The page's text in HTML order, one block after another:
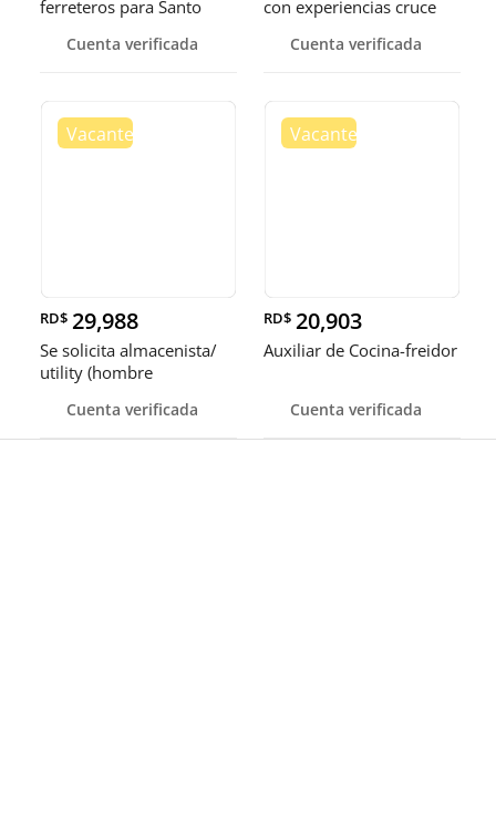
ferreteros para Santo
Cuenta verificada
con experiencias cruce
Cuenta verificada
RD$ 29,988
Se solicita almacenista/
utility (hombre
Cuenta verificada
RD$ 20,903
Auxiliar de Cocina-freidor
Cuenta verificada